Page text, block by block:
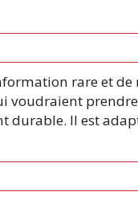
rare et de
voudraient
durable. Il est